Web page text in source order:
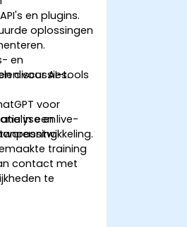
en plugins.
oplossingen
en
voor AI-tools
voor
en
discussies.
in een live-
training
contact met
te